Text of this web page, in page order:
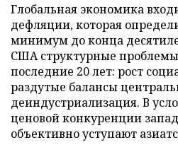
Глобальная экономика
дефляции, которая
минимум до конца
США структурные
последние 20 лет: рост
раздутые балансы
деиндустриализация. В
ценовой конкуренции
объективно уступают